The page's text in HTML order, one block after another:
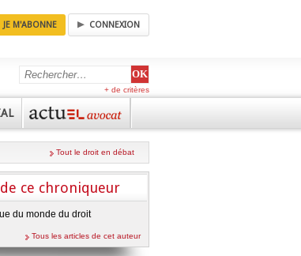
JE M'ABONNE CONNEXION
+ de critères
Tout le droit en débat
ce chroniqueur
du monde du droit
Tous les articles de cet auteur